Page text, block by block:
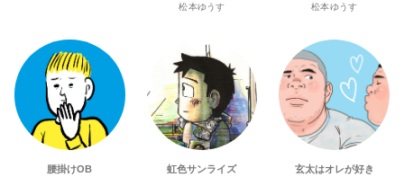
松本ゆうす 松本ゆうす
腰掛けOB 虹色サンライズ 玄太はオレが好き